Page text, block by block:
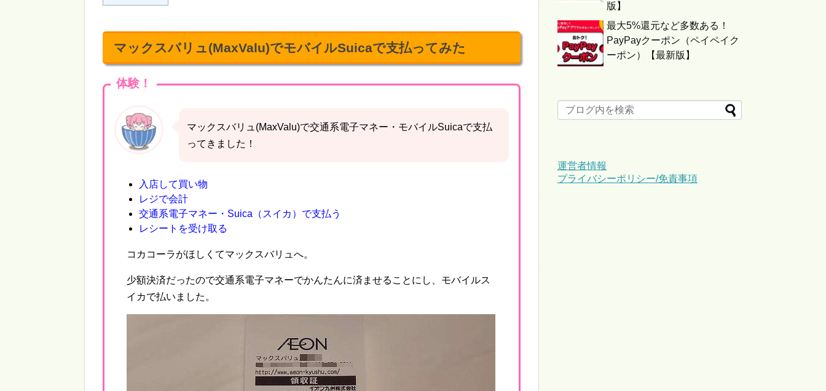
マックスバリュ(MaxValu)でモバイルSuicaで支払ってみた
体験！
マックスバリュ(MaxValu)で交通系電子マネー・モバイルSuicaで支払
ってきました！
入店して買い物
レジで会計
交通系電子マネー・Suica（スイカ）で支払う
レシートを受け取る
コカコーラがほしくてマックスバリュへ。
少額決済だったので交通系電子マネーでかんたんに済ませることにし、モバイルス
イカで払いました。
版】
最大5%還元など多数ある！
PayPayクーポン（ペイペイク
ーポン）【最新版】
運営者情報
プライバシーポリシー/免責事項